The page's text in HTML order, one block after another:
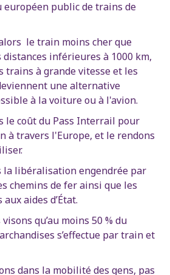
européen public de trains de
le train moins cher que
inférieures à 1000 km,
trains à grande vitesse et les
une alternative
à la voiture ou à l'avion.
le coût du Pass Interrail pour
à travers l'Europe, et le rendons
la libéralisation engendrée par
chemins de fer ainsi que les
aides d’État.
qu’au moins 50 % du
s’effectue par train et
dans la mobilité des gens, pas